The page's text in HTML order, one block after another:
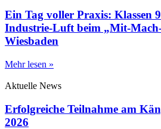
Ein Tag voller Praxis: Klassen
Industrie-Luft beim „Mit-
Wiesbaden
Mehr lesen »
Aktuelle News
Erfolgreiche Teilnahme am
2026